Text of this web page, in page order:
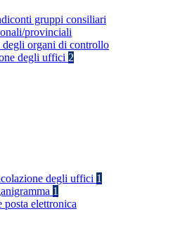
gruppi consiliari
provinciali
organi di controllo
degli uffici 2
degli uffici 1
1
posta elettronica